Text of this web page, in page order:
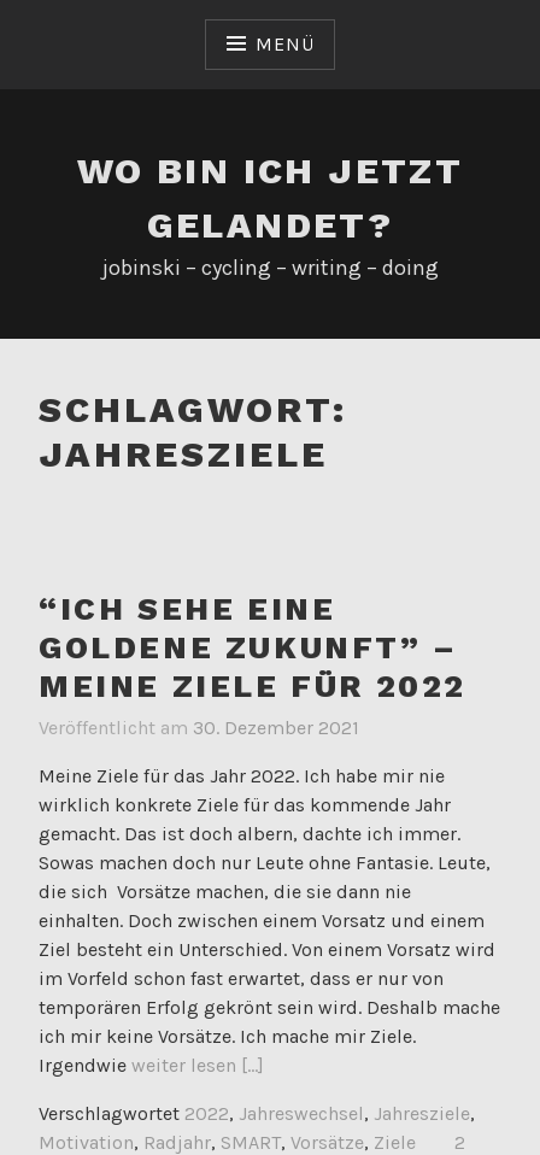
MENÜ
WO BIN ICH JETZT
GELANDET?
jobinski – cycling – writing – doing
SCHLAGWORT:
JAHRESZIELE
“ICH SEHE EINE
GOLDENE ZUKUNFT” –
MEINE ZIELE FÜR 2022
Veröffentlicht am 30. Dezember 2021
Meine Ziele für das Jahr 2022. Ich habe mir nie
wirklich konkrete Ziele für das kommende Jahr
gemacht. Das ist doch albern, dachte ich immer.
Sowas machen doch nur Leute ohne Fantasie. Leute,
die sich Vorsätze machen, die sie dann nie
einhalten. Doch zwischen einem Vorsatz und einem
Ziel besteht ein Unterschied. Von einem Vorsatz wird
im Vorfeld schon fast erwartet, dass er nur von
temporären Erfolg gekrönt sein wird. Deshalb mache
ich mir keine Vorsätze. Ich mache mir Ziele.
Irgendwie weiter lesen [...]
Verschlagwortet 2022, Jahreswechsel, Jahresziele,
Motivation, Radjahr, SMART, Vorsätze, Ziele
2